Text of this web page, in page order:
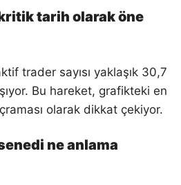
tarih olarak öne
trader sayısı yaklaşık 30,7
Bu hareket, grafikteki en
olarak dikkat çekiyor.
ne anlama